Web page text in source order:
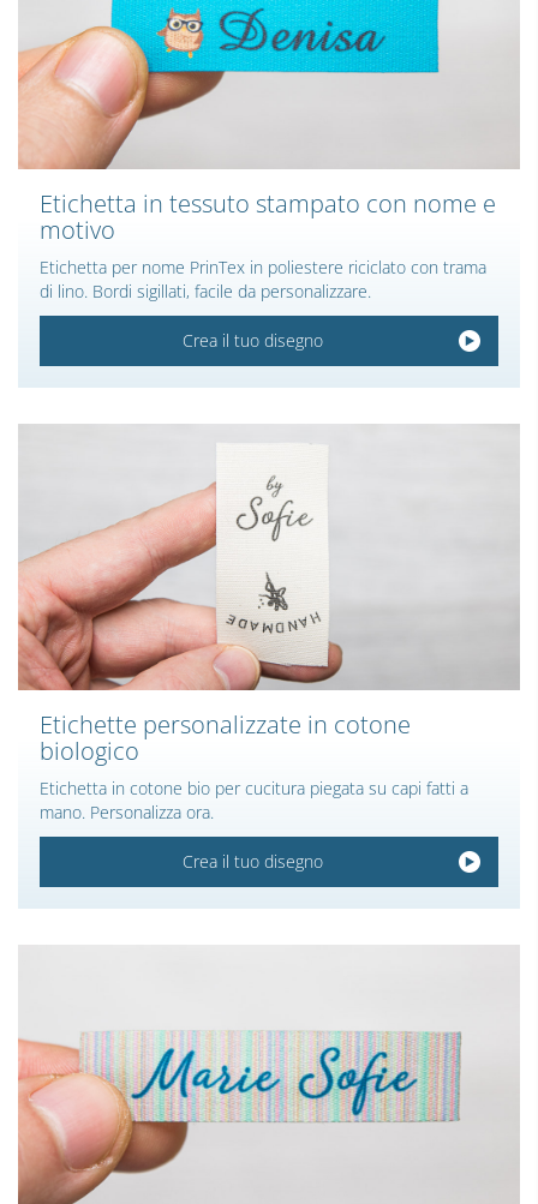
Etichetta in tessuto stampato con nome e
motivo
Etichetta per nome PrinTex in poliestere riciclato con trama
di lino. Bordi sigillati, facile da personalizzare.
Crea il tuo disegno
Etichette personalizzate in cotone
biologico
Etichetta in cotone bio per cucitura piegata su capi fatti a
mano. Personalizza ora.
Crea il tuo disegno